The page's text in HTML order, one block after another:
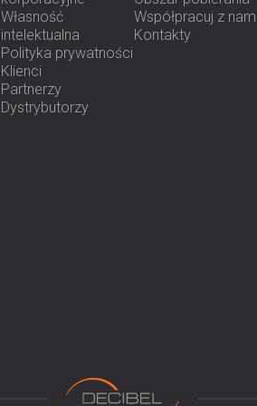
Silniki i pompy
Centrale wentylacyjne (AHU)
Systemy HVAC i wieże chłodnicze
Lekkie i średnie maszyny
Własność
intelektualna
Polityka prywatności
Klienci
Partnerzy
Dystrybutorzy
Współpracuj z
Kontakty